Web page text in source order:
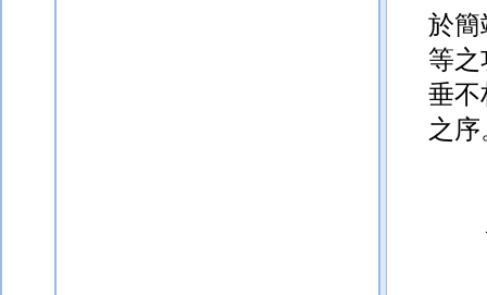
垂不
之序